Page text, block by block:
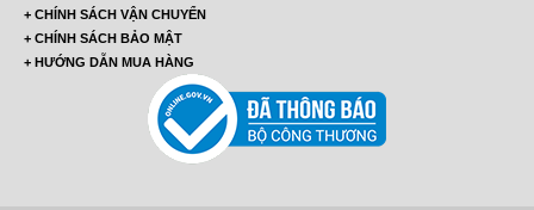
+ CHÍNH SÁCH VẬN CHUYỂN
+ CHÍNH SÁCH BẢO MẬT
+ HƯỚNG DẪN MUA HÀNG